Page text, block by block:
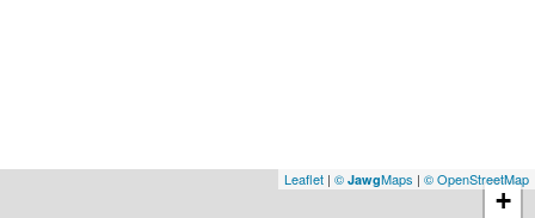
+
Leaflet | © JawgMaps | © OpenStreetMap